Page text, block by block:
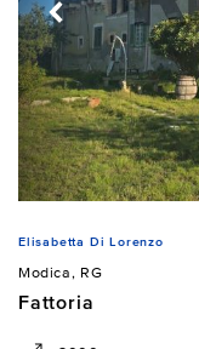
Elisabetta Di Lorenzo
Modica, RG
Fattoria